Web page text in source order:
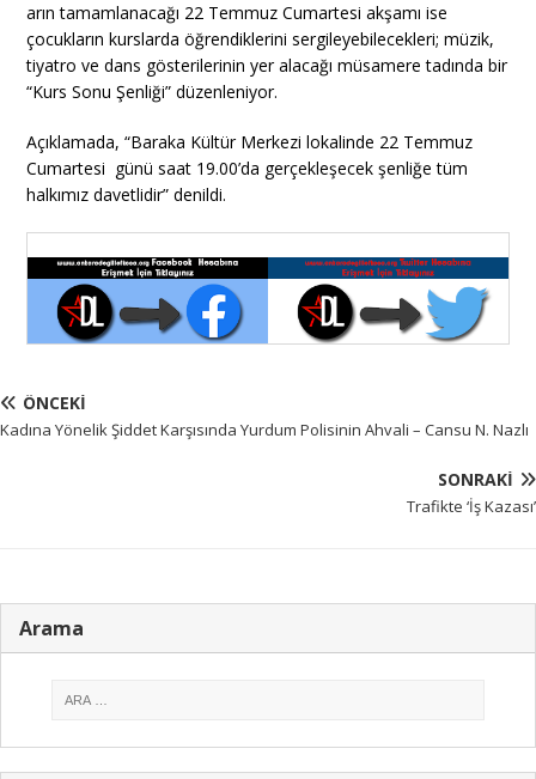
arın tamamlanacağı 22 Temmuz Cumartesi akşamı ise
çocukların kurslarda öğrendiklerini sergileyebilecekleri; müzik,
tiyatro ve dans gösterilerinin yer alacağı müsamere tadında bir
“Kurs Sonu Şenliği” düzenleniyor.
Açıklamada, “Baraka Kültür Merkezi lokalinde 22 Temmuz
Cumartesi günü saat 19.00’da gerçekleşecek şenliğe tüm
halkımız davetlidir” denildi.
ÖNCEKI
Kadına Yönelik Şiddet Karşısında Yurdum Polisinin Ahvali – Cansu N. Nazlı
SONRAKI
Trafikte ‘İş Kazası’
Arama